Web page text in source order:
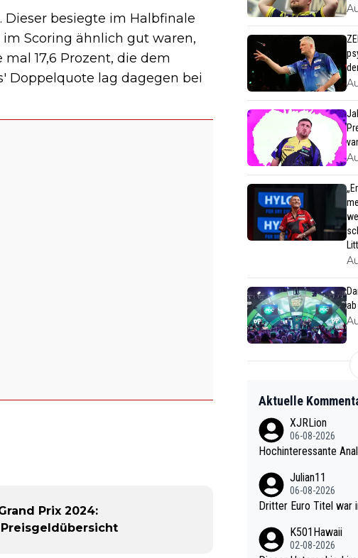
besiegte im Halbfinale
Scoring ähnlich gut waren,
17,6 Prozent, die dem
Doppelquote lag dagegen bei
Prix 2024:
Aktuelle
XJRLion
06-08-2026
Hochinteressante
Julian11
06-08-2026
Dritter Euro Titel war
K501Hawaii
02-08-2026